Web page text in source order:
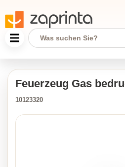
Feuerzeug Gas
10123320